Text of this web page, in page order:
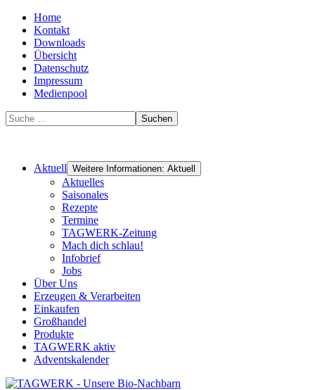
Home
Kontakt
Downloads
Übersicht
Datenschutz
Impressum
Medienpool
Suchen
Aktuell Weitere Informationen: Aktuell
Aktuelles
Saisonales
Rezepte
Termine
TAGWERK-Zeitung
Mach dich schlau!
Infobrief
Jobs
Über Uns
Erzeugen & Verarbeiten
Einkaufen
Großhandel
Produkte
TAGWERK aktiv
Adventskalender